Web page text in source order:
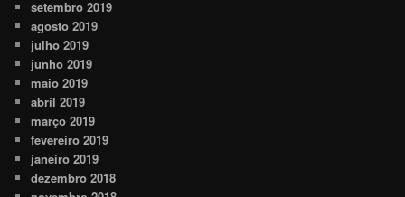
setembro 2019
agosto 2019
julho 2019
junho 2019
maio 2019
abril 2019
março 2019
fevereiro 2019
janeiro 2019
dezembro 2018